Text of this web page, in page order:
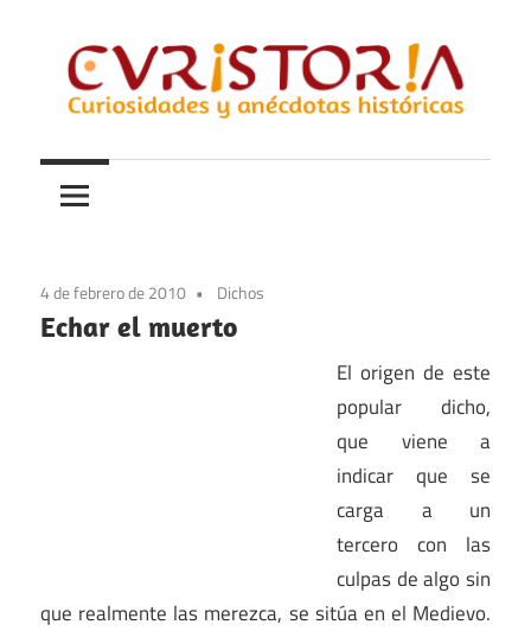
contenido
Curistoria
y
anécdotas
historia
4 de febrero de 2010 Dichos
Echar el muerto
El origen de este
popular dicho,
que viene a
indicar que se
carga a un
tercero con las
culpas de algo sin
que realmente las merezca, se sitúa en el Medievo.